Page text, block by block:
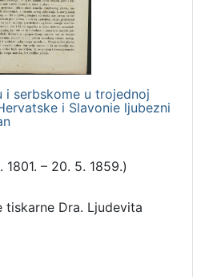
i serbskome u trojednoj
i Slavonie ljubezni
– 20. 5. 1859.)
tiskarne Dra. Ljudevita